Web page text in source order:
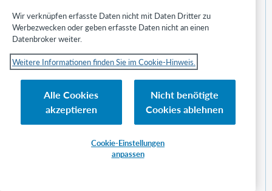
Gebührenmahnung - Std. (Standard) Mahnfrist
Gebühren im Gebührenjournal kassieren, die per
Geburtsdatum als Passwort
Gesamtaufnahme versehentlich gelöscht - Stücktitel /
Heftaufnahmen / Jahrgänge müssen neu verknüpft
Gespeicherte Layouts rückgängig machen
Wir verknüpfen erfasste Daten nicht mit Daten Dritter zu
Werbezwecken oder geben erfasste Daten nicht an einen
Datenbroker weiter.
Weitere Informationen finden Sie im Cookie-Hinweis.
Alle Cookies
akzeptieren
Nicht benötigte
Cookies ablehnen
Cookie-Einstellungen
anpassen